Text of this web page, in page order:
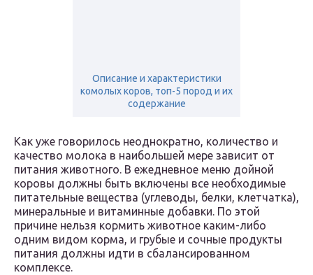
Описание и характеристики
комолых коров, топ-5 пород и их
содержание
Как уже говорилось неоднократно, количество и
качество молока в наибольшей мере зависит от
питания животного. В ежедневное меню дойной
коровы должны быть включены все необходимые
питательные вещества (углеводы, белки, клетчатка),
минеральные и витаминные добавки. По этой
причине нельзя кормить животное каким-либо
одним видом корма, и грубые и сочные продукты
питания должны идти в сбалансированном
комплексе.